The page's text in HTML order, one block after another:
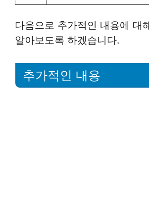
다음으로 추가적인 내용에 대
알아보도록 하겠습니다.
추가적인 내용